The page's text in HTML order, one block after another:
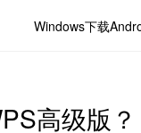
Windows下载
高级版？